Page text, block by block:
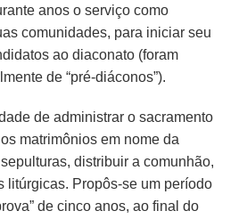
anos o serviço como
comunidades, para iniciar seu
ao diaconato (foram
de “pré-diáconos”).
de administrar o sacramento
matrimônios em nome da
distribuir a comunhão,
litúrgicas. Propôs-se um período
de cinco anos, ao final do